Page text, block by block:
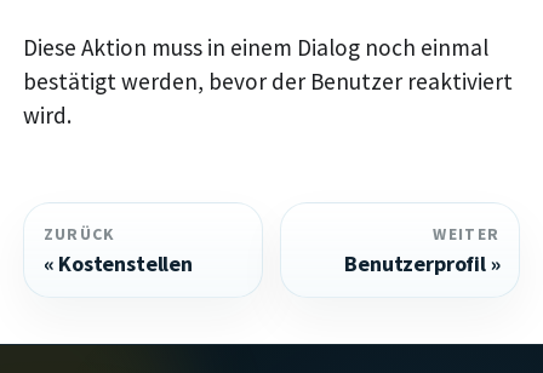
Diese Aktion muss in einem Dialog noch einmal
bestätigt werden, bevor der Benutzer reaktiviert
wird.
ZURÜCK
Kostenstellen
WEITER
Benutzerprofil